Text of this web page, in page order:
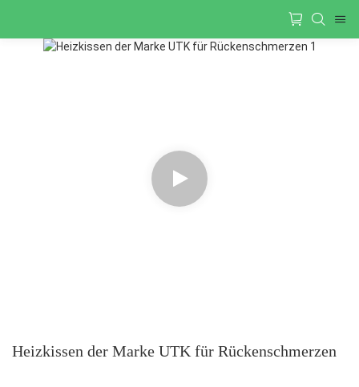
Heizkissen der Marke UTK für Rückenschmerzen